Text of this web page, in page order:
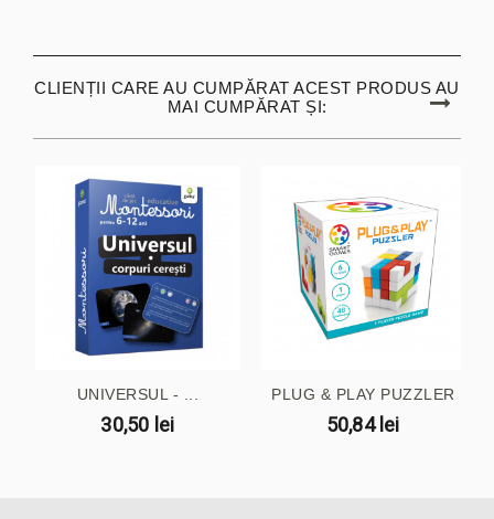
CLIENȚII CARE AU CUMPĂRAT ACEST PRODUS AU
MAI CUMPĂRAT ȘI:
UNIVERSUL - ...
30,50 lei
PLUG & PLAY PUZZLER
50,84 lei